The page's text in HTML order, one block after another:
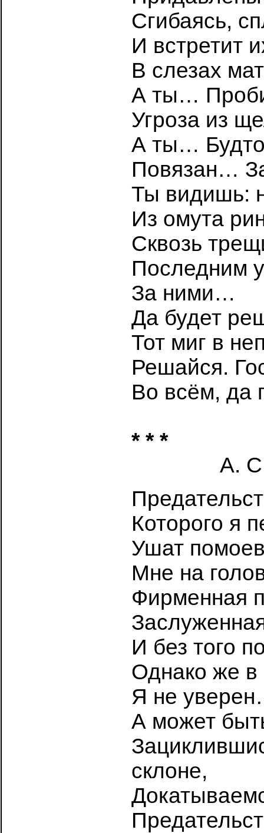
Сгибаясь,
И встретит
В слезах
А ты…
Угроза из
А ты…
Повязан…
Ты видишь:
Из омута
Сквозь
Последним
За ними…
Да будет
Тот миг в
Решайся.
Во всём, да
* * *
А.
Которого я
Ушат
Мне на
Фирменная
И без того
Однако же в
Я не
А может
склоне,